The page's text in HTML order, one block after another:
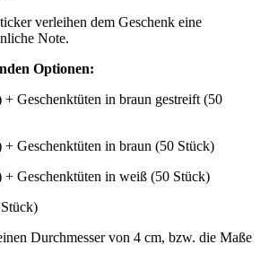
verleihen dem Geschenk eine
Note.
Optionen:
Geschenktüten in braun gestreift (50
Geschenktüten in braun (50 Stück)
Geschenktüten in weiß (50 Stück)
Durchmesser von 4 cm, bzw. die Maße